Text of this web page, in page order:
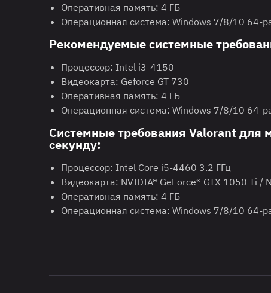
Оперативная память: 4 ГБ
Операционная система: Windows 7/8/10 64-
Рекомендуемые системные
Процессор: Intel i3-4150
Видеокарта: Geforce GT 730
Оперативная память: 4 ГБ
Операционная система: Windows 7/8/10 64-
Cистемные требования Valorant для
секунду:
Процессор: Intel Core i5-4460 3.2 ГГц
Видеокарта: NVIDIA® GeForce® GTX 1050 Ti /
Оперативная память: 4 ГБ
Операционная система: Windows 7/8/10 64-